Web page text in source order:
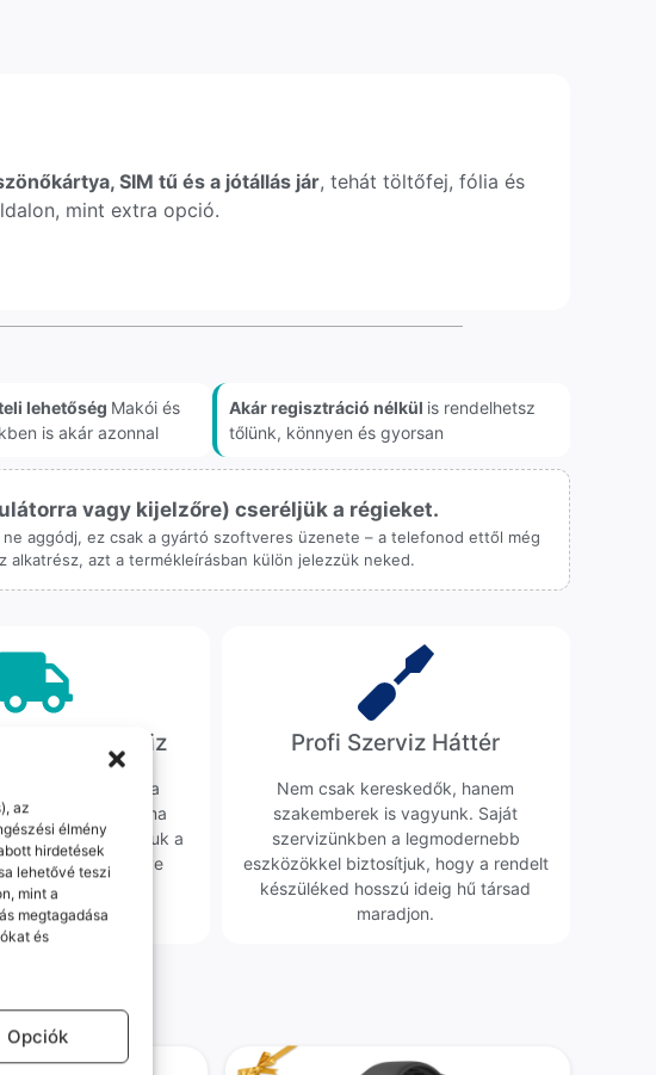
az
élmény
hirdetések
lehetővé teszi
mint a
megtagadása
és
Opciók
SIM tű és a jótállás jár, tehát töltőfej, fólia és
mint extra opció.
lehetőség Makói és
is akár azonnal
Akár regisztráció nélkül is rendelhetsz
tőlünk, könnyen és gyorsan
vagy kijelzőre) cseréljük a régieket.
aggódj, ez csak a gyártó szoftveres üzenete – a telefonod ettől még
alkatrész, azt a termékleírásban külön jelezzük neked.
Futár & Szerviz
laksz, mi megyünk a
probléma
futárt, bevizsgáljuk a
vagy cserélve
– neked ez 0 Ft
jár.
Profi Szerviz Háttér
Nem csak kereskedők, hanem
szakemberek is vagyunk. Saját
szervizünkben a legmodernebb
eszközökkel biztosítjuk, hogy a rendelt
készüléked hosszú ideig hű társad
maradjon.